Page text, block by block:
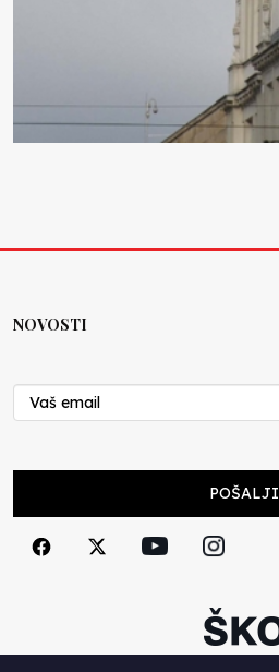
NOVOSTI
POŠALJI